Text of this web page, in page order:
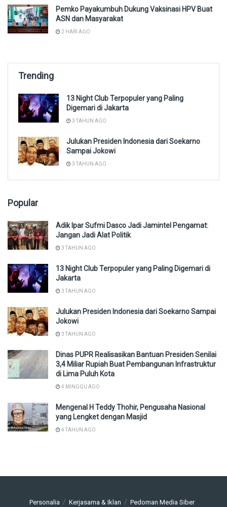
Pemko Payakumbuh Dukung Vaksinasi HPV Buat
ASN dan Masyarakat
2 HARI AGO
Trending
13 Night Club Terpopuler yang Paling
Digemari di Jakarta
3 TAHUN AGO
Julukan Presiden Indonesia dari Soekarno
Sampai Jokowi
3 TAHUN AGO
Popular
Adik Ipar Sufmi Dasco Jadi Jamintel Pengamat:
Jangan Jadi Alat Politik
3 TAHUN AGO
13 Night Club Terpopuler yang Paling Digemari di
Jakarta
3 TAHUN AGO
Julukan Presiden Indonesia dari Soekarno Sampai
Jokowi
3 TAHUN AGO
Dinas PUPR Realisasikan Bantuan Presiden Senilai
3,4 Miliar Rupiah Buat Pembangunan Infrastruktur
di Lima Puluh Kota
4 MINGGU AGO
Mengenal H Teddy Thohir, Pengusaha Nasional
yang Lengket dengan Masjid
4 TAHUN AGO
Personalia Kerjasama & Iklan Pedoman Media Siber